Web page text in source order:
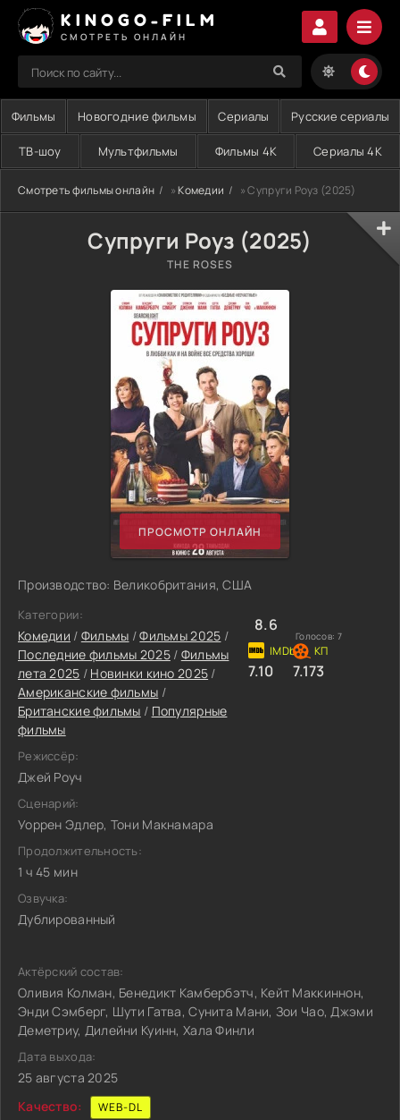
KINOGO-FILM
СМОТРЕТЬ ОНЛАЙН
Фильмы Новогодние фильмы Сериалы Русские сериалы
ТВ-шоу Мультфильмы Фильмы 4K Сериалы 4K
Смотреть фильмы онлайн »Комедии » Супруги Роуз (2025)
Супруги Роуз (2025)
THE ROSES
ПРОСМОТР ОНЛАЙН
Производство: Великобритания, США
Категории:
Комедии / Фильмы /Фильмы 2025 /
Последние фильмы 2025/ Фильмы
лета 2025 / Новинки кино 2025 /
Американские фильмы /
Британские фильмы / Популярные
фильмы
Режиссёр:
Джей Роуч
Сценарий:
Уоррен Эдлер, Тони Макнамара
Продолжительность:
1 ч 45 мин
Озвучка:
Дублированный
8.6
Голосов: 7
7.10 7.173
Актёрский состав:
Оливия Колман, Бенедикт Камбербэтч, Кейт Маккиннон,
Энди Сэмберг, Шути Гатва, Сунита Мани, Зои Чао, Джэми
Деметриу, Дилейни Куинн, Хала Финли
Дата выхода:
25 августа 2025
Качество:
WEB-DL